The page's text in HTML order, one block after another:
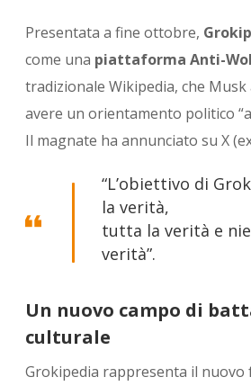
Presentata a fine ottobre,
come una piattaforma Anti-
tradizionale Wikipedia, che Musk
avere un orientamento politico
Il magnate ha annunciato su X
“L’obiettivo di
la verità,
tutta la verità e
verità”.
Un nuovo campo di
culturale
Grokipedia rappresenta il nuovo